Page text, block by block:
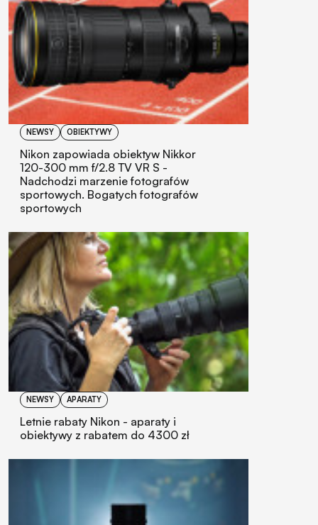
NEWSY OBIEKTYWY
Nikon zapowiada obiektyw Nikkor
120-300 mm f/2.8 TV VR S -
Nadchodzi marzenie fotografów
sportowych. Bogatych fotografów
sportowych
NEWSY APARATY
Letnie rabaty Nikon - aparaty i
obiektywy z rabatem do 4300 zł